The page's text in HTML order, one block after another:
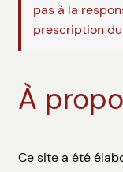
pas à la
prescription
À
Ce site a été